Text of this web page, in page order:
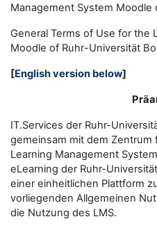
Management System Moodle
General Terms of Use for the
Moodle of Ruhr-Universität
[English version below]
IT.Services der Ruhr-
gemeinsam mit dem
Learning Management
eLearning der Ruhr-
einer einheitlichen Plattform
vorliegenden Allgemeinen
die Nutzung des LMS.